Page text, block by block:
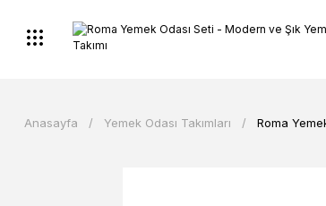
Anasayfa Yemek Odası Takımları Roma